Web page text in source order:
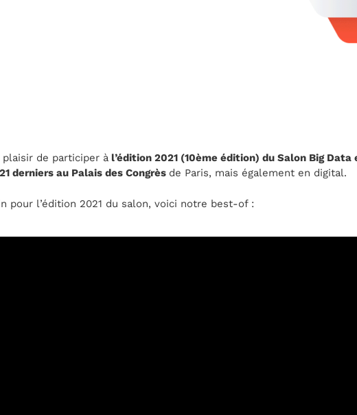
plaisir de participer à l’édition 2021 (10ème édition) du Salon Big Data
derniers au Palais des Congrès de Paris, mais également en digital.
pour l’édition 2021 du salon, voici notre best-of :